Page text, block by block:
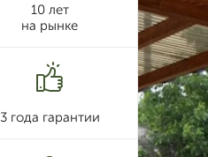
10 лет
на рынке
3 года гарантии